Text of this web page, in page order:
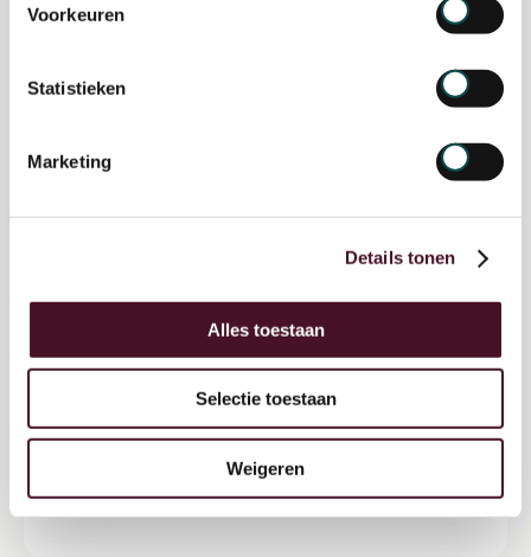
Voorkeuren
Statistieken
Marketing
Details tonen
Alles toestaan
Selectie toestaan
Weigeren
Natuurinclusief Manifestatie
2025